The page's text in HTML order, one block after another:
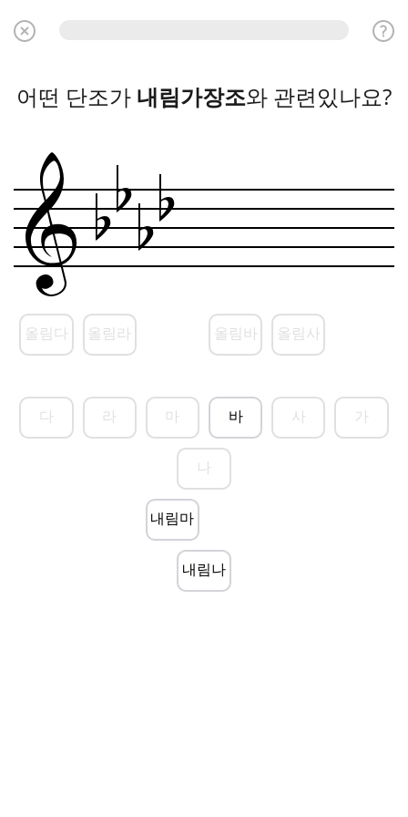
어떤 단조가 내림가장조와 관련있나요?
&bbbb
올림다 올림라 올림바 올림사
다 라 마 바 사 가
나
내림마
내림나